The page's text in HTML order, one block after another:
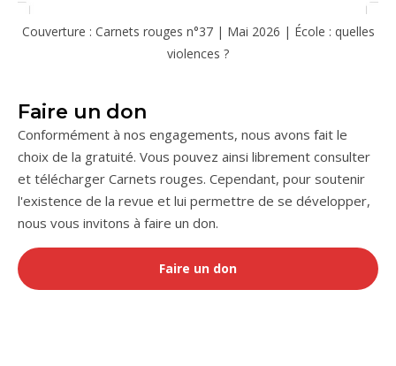
Couverture : Carnets rouges n°37 | Mai 2026 | École : quelles
violences ?
Faire un don
Conformément à nos engagements, nous avons fait le
choix de la gratuité. Vous pouvez ainsi librement consulter
et télécharger Carnets rouges. Cependant, pour soutenir
l'existence de la revue et lui permettre de se développer,
nous vous invitons à faire un don.
Faire un don